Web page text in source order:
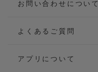
お問い合わせについて
よくあるご質問
アプリについて